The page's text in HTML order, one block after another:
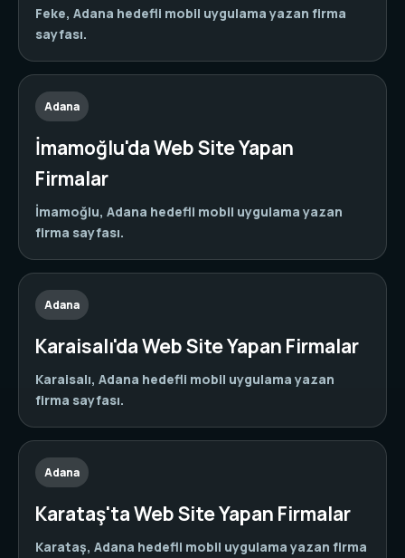
Feke, Adana hedefli mobil uygulama yazan firma
sayfası.
Adana
İmamoğlu'da Web Site Yapan
Firmalar
İmamoğlu, Adana hedefli mobil uygulama yazan
firma sayfası.
Adana
Karaisalı'da Web Site Yapan Firmalar
Karaisalı, Adana hedefli mobil uygulama yazan
firma sayfası.
Adana
Karataş'ta Web Site Yapan Firmalar
Karataş, Adana hedefli mobil uygulama yazan firma